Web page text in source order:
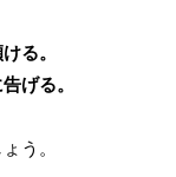
る。
げる。
う。